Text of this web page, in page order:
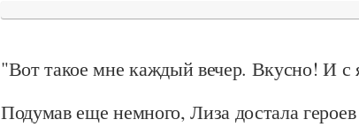
"Вот такое мне каждый вечер. Вкусно! И с
Подумав еще немного, Лиза достала героев